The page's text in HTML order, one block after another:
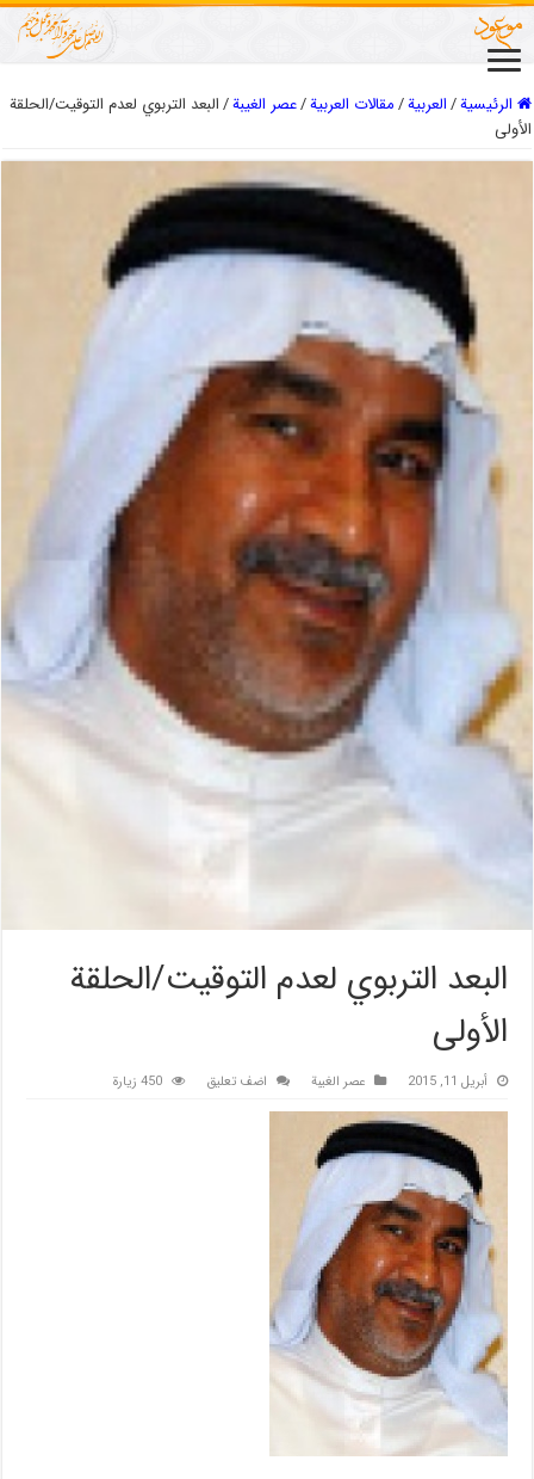
الرئيسية/العربیة/مقالات العربیة/عصر الغیبة/البعد التربوي لعدم التوقيت/الحلقة
الأولى
البعد التربوي لعدم التوقيت/الحلقة
الأولى
أبريل 11, 2015 عصر الغیبة اضف تعليق 450 زيارة